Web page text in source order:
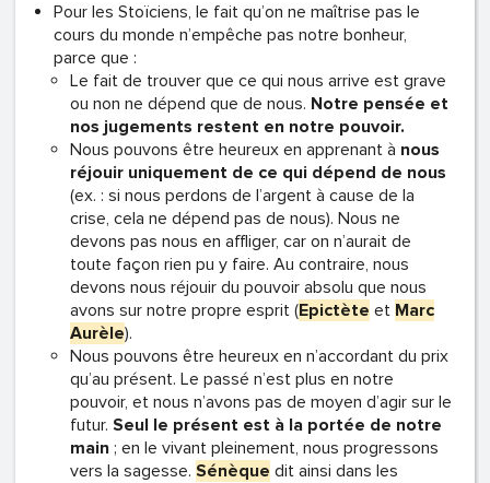
Pour les Stoïciens, le fait qu’on ne maîtrise pas le
cours du monde n’empêche pas notre bonheur,
parce que :
Le fait de trouver que ce qui nous arrive est grave
ou non ne dépend que de nous. Notre pensée et
nos jugements restent en notre pouvoir.
Nous pouvons être heureux en apprenant à nous
réjouir uniquement de ce qui dépend de nous
(ex. : si nous perdons de l’argent à cause de la
crise, cela ne dépend pas de nous). Nous ne
devons pas nous en affliger, car on n’aurait de
toute façon rien pu y faire. Au contraire, nous
devons nous réjouir du pouvoir absolu que nous
avons sur notre propre esprit (Epictète et Marc
Aurèle).
Nous pouvons être heureux en n’accordant du prix
qu’au présent. Le passé n’est plus en notre
pouvoir, et nous n’avons pas de moyen d’agir sur le
futur. Seul le présent est à la portée de notre
main ; en le vivant pleinement, nous progressons
vers la sagesse. Sénèque dit ainsi dans les